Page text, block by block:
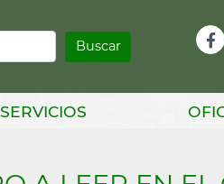
SERVICIOS